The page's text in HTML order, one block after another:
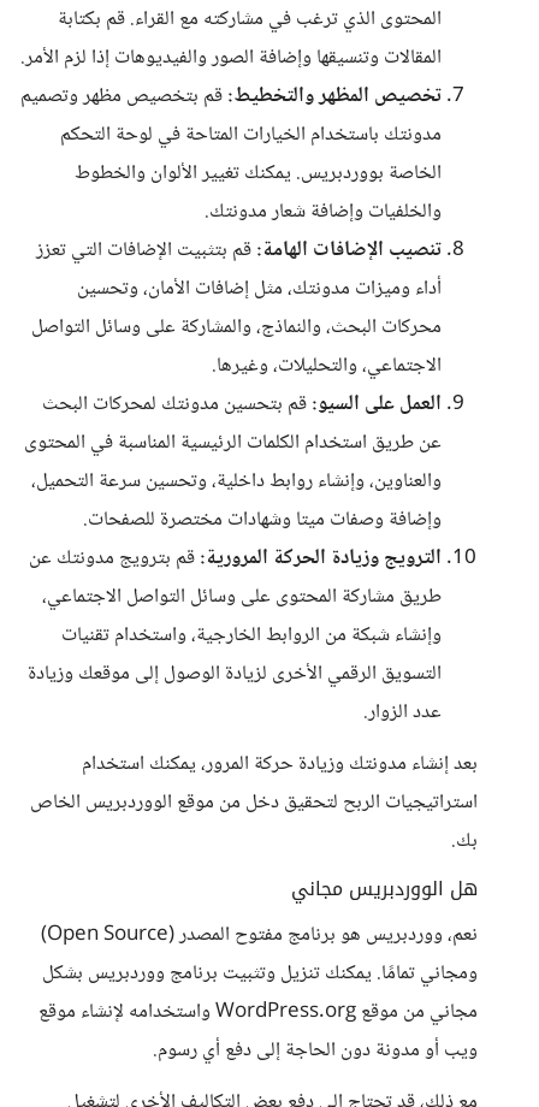
المحتوى الذي ترغب في مشاركته مع القراء. قم بكتابة
المقالات وتنسيقها وإضافة الصور والفيديوهات إذا لزم الأمر.
تخصيص المظهر والتخطيط:قم بتخصيص مظهر وتصميم
مدونتك باستخدام الخيارات المتاحة في لوحة التحكم
الخاصة بووردبريس. يمكنك تغيير الألوان والخطوط
والخلفيات وإضافة شعار مدونتك.
تنصيب الإضافات الهامة:قم بتثبيت الإضافات التي تعزز
أداء وميزات مدونتك، مثل إضافات الأمان، وتحسين
محركات البحث، والنماذج، والمشاركة على وسائل التواصل
الاجتماعي، والتحليلات، وغيرها.
العمل على السيو:قم بتحسين مدونتك لمحركات البحث
عن طريق استخدام الكلمات الرئيسية المناسبة في المحتوى
والعناوين، وإنشاء روابط داخلية، وتحسين سرعة التحميل،
وإضافة وصفات ميتا وشهادات مختصرة للصفحات.
الترويج وزيادة الحركة المرورية:قم بترويج مدونتك عن
طريق مشاركة المحتوى على وسائل التواصل الاجتماعي،
وإنشاء شبكة من الروابط الخارجية، واستخدام تقنيات
التسويق الرقمي الأخرى لزيادة الوصول إلى موقعك وزيادة
عدد الزوار.
بعد إنشاء مدونتك وزيادة حركة المرور، يمكنك استخدام
استراتيجيات الربح لتحقيق دخل من موقع الووردبريس الخاص
بك.
هل الووردبريس مجاني
نعم، ووردبريس هو برنامج مفتوح المصدر (Open Source)
ومجاني تمامًا. يمكنك تنزيل وتثبيت برنامج ووردبريس بشكل
مجاني من موقع WordPress.org واستخدامه لإنشاء موقع
ويب أو مدونة دون الحاجة إلى دفع أي رسوم.